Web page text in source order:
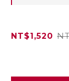
NT$1,520